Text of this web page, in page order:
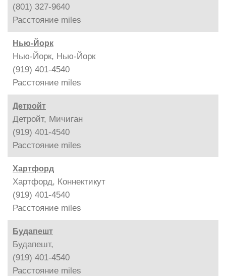
(801) 327-9640
Расстояние miles
Нью-Йорк
Нью-Йорк, Нью-Йорк
(919) 401-4540
Расстояние miles
Детройт
Детройт, Мичиган
(919) 401-4540
Расстояние miles
Хартфорд
Хартфорд, Коннектикут
(919) 401-4540
Расстояние miles
Будапешт
Будапешт,
(919) 401-4540
Расстояние miles